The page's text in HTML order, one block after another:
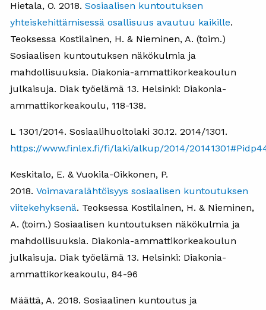
Hietala, O. 2018. Sosiaalisen kuntoutuksen
yhteiskehittämisessä osallisuus avautuu kaikille.
Teoksessa Kostilainen, H. & Nieminen, A. (toim.)
Sosiaalisen kuntoutuksen näkökulmia ja
mahdollisuuksia. Diakonia-ammattikorkeakoulun
julkaisuja. Diak työelämä 13. Helsinki: Diakonia-
ammattikorkeakoulu, 118-138.
L 1301/2014. Sosiaalihuoltolaki 30.12. 2014/1301.
https://www.finlex.fi/fi/laki/alkup/2014/
Keskitalo, E. & Vuokila-Oikkonen, P.
2018. Voimavaralähtöisyys sosiaalisen kuntoutuksen
viitekehyksenä. Teoksessa Kostilainen, H. & Nieminen,
A. (toim.) Sosiaalisen kuntoutuksen näkökulmia ja
mahdollisuuksia. Diakonia-ammattikorkeakoulun
julkaisuja. Diak työelämä 13. Helsinki: Diakonia-
ammattikorkeakoulu, 84-96
Määttä, A. 2018. Sosiaalinen kuntoutus ja